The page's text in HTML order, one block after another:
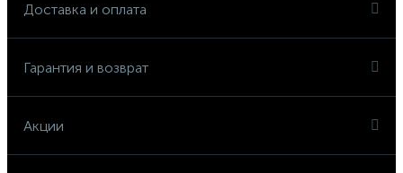
Доставка и оплата
Гарантия и возврат
Акции